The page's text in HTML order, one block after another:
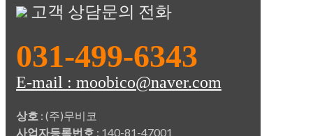
고객 상담문의 전화
031-499-6343
E-mail : moobico@naver.com
상호 : (주)무비코
사업자등록번호 : 140-81-47001